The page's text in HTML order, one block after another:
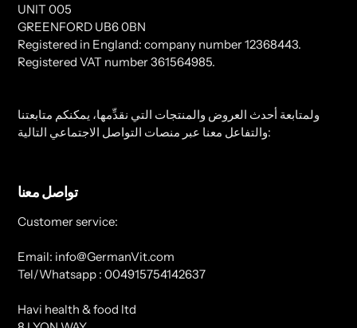
UNIT 005
GREENFORD UB6 0BN
Registered in England: company number 12368443.
Registered VAT number 361564985.
ولمتابعة أحدث العروض والمنتجات التي نقدِّمها، يمكنكم متابعتنا
والتفاعل معنا عبر منصات التواصل الاجتماعي التالية:
تواصل معنا
Customer service:
Email: info@GermanVit.com
Tel/Whatsapp : 004915754142637
Havi health & food ltd